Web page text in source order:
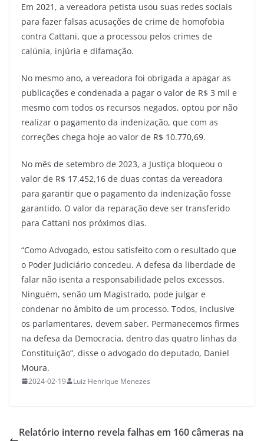
Em 2021, a vereadora petista usou suas redes sociais
para fazer falsas acusações de crime de homofobia
contra Cattani, que a processou pelos crimes de
calúnia, injúria e difamação.
No mesmo ano, a vereadora foi obrigada a apagar as
publicações e condenada a pagar o valor de R$ 3 mil e
mesmo com todos os recursos negados, optou por não
realizar o pagamento da indenização, que com as
correções chega hoje ao valor de R$ 10.770,69.
No mês de setembro de 2023, a Justiça bloqueou o
valor de R$ 17.452,16 de duas contas da vereadora
para garantir que o pagamento da indenização fosse
garantido. O valor da reparação deve ser transferido
para Cattani nos próximos dias.
“Como Advogado, estou satisfeito com o resultado que
o Poder Judiciário concedeu. A defesa da liberdade de
falar não isenta a responsabilidade pelos excessos.
Ninguém, senão um Magistrado, pode julgar e
condenar no âmbito de um processo. Todos, inclusive
os parlamentares, devem saber. Permanecemos firmes
na defesa da Democracia, dentro das quatro linhas da
Constituição”, disse o advogado do deputado, Daniel
Moura.
2024-02-19 Luiz Henrique Menezes
Relatório interno revela falhas em 160 câmeras na